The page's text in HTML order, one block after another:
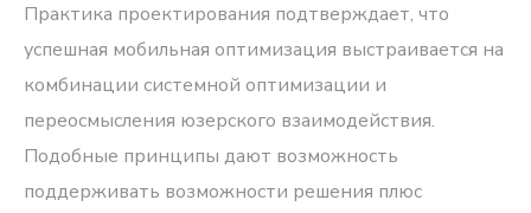
Практика проектирования подтверждает, что
успешная мобильная оптимизация выстраивается на
комбинации системной оптимизации и
переосмысления юзерского взаимодействия.
Подобные принципы дают возможность
поддерживать возможности решения плюс